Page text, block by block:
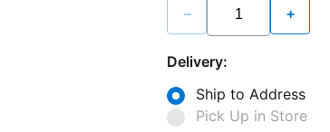
− +
Delivery:
Ship to Address
Pick Up in Store